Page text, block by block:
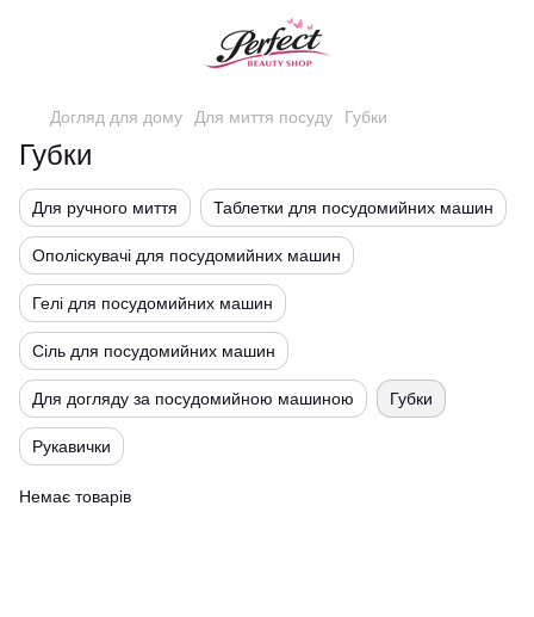
Догляд для дому Для миття посуду Губки
Губки
Для ручного миття Таблетки для посудомийних машин
Ополіскувачі для посудомийних машин
Гелі для посудомийних машин
Сіль для посудомийних машин
Для догляду за посудомийною машиною Губки
Рукавички
Немає товарів